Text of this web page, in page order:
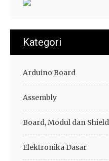
Kategori
Arduino Board
Assembly
Board, Modul dan Shield
Elektronika Dasar